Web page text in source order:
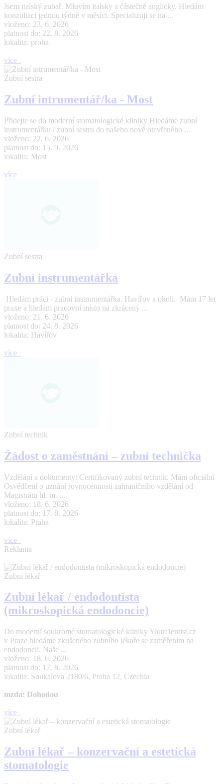
Jsem italský zubař. Mluvím italsky a částečně anglicky. Hledám
konzultaci jednou týdně v měsíci. Specializuji se na ...
vloženo: 23. 6. 2026
platnost do: 22. 8. 2026
lokalita: proha
více
Zubní sestra
Zubní intrumentář/ka - Most
Přidejte se do moderní stomatologické kliniky Hledáme zubní
instrumentářku / zubní sestru do našeho nově otevřeného ...
vloženo: 22. 6. 2026
platnost do: 15. 9. 2026
lokalita: Most
více
Zubní sestra
Zubní instrumentářka
Hledám práci - zubní instrumentářka. Havířov a okolí. Mám 17 let
praxe a hledám pracovní místo na zkrácený ...
vloženo: 21. 6. 2026
platnost do: 24. 8. 2026
lokalita: Havířov
více
Zubní technik
Žádost o zaměstnání – zubní technička
Vzdělání a dokumenty: Certifikovaný zubní technik. Mám oficiální
Osvědčení o uznání rovnocennosti zahraničního vzdělání od
Magistrátu hl. m. ...
vloženo: 18. 6. 2026
platnost do: 17. 8. 2026
lokalita: Praha
více
Reklama
Zubní lékař
Zubní lékař / endodontista
(mikroskopická endodoncie)
Do moderní soukromé stomatologické kliniky YourDentist.cz
v Praze hledáme zkušeného zubního lékaře se zaměřením na
endodoncii. Naše ...
vloženo: 18. 6. 2026
platnost do: 17. 8. 2026
lokalita: Soukalova 2180/6, Praha 12, Czechia
mzda: Dohodou
více
Zubní lékař
Zubní lékař – konzervační a estetická
stomatologie